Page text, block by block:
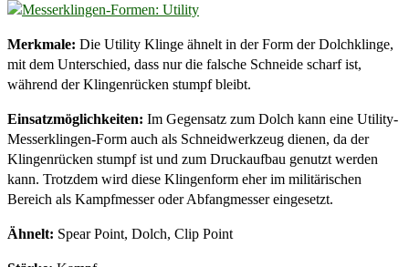
Merkmale: Die Utility Klinge ähnelt in der Form der Dolchklinge,
mit dem Unterschied, dass nur die falsche Schneide scharf ist,
während der Klingenrücken stumpf bleibt.
Einsatzmöglichkeiten: Im Gegensatz zum Dolch kann eine Utility-
Messerklingen-Form auch als Schneidwerkzeug dienen, da der
Klingenrücken stumpf ist und zum Druckaufbau genutzt werden
kann. Trotzdem wird diese Klingenform eher im militärischen
Bereich als Kampfmesser oder Abfangmesser eingesetzt.
Ähnelt: Spear Point, Dolch, Clip Point